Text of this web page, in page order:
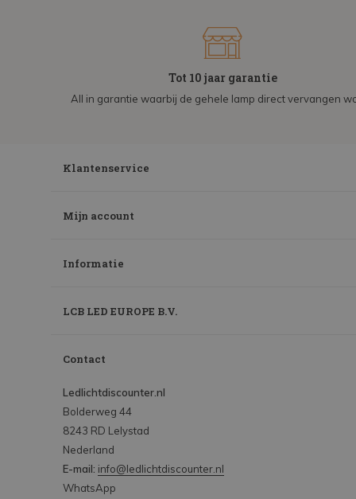
Tot 10 jaar garantie
All in garantie waarbij de gehele lamp direct vervangen
Klantenservice
Mijn account
Informatie
LCB LED EUROPE B.V.
Contact
Ledlichtdiscounter.nl
Bolderweg 44
8243 RD Lelystad
Nederland
E-mail: info@ledlichtdiscounter.nl
WhatsApp